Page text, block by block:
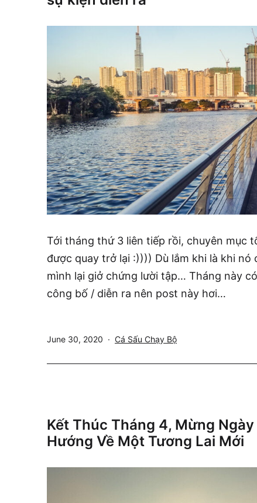
Tới tháng thứ 3 liên tiếp rồi, chuyên mục
được quay trở lại :)))) Dù lắm khi là khi
mình lại giở chứng lười tập… Tháng này
công bố / diễn ra nên post này hơi…
Published
June 30, 2020
Categorized
Cá Sấu Chạy Bộ
Kết Thúc Tháng 4, Mừng Ngày
Hướng Về Một Tương Lai Mới